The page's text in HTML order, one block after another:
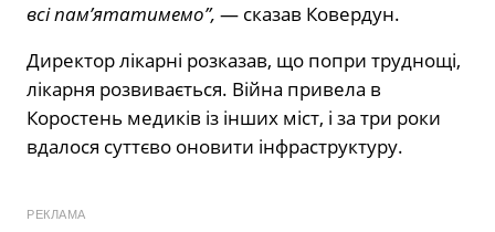
всі пам’ятатимемо”, — сказав Ковердун.
Директор лікарні розказав, що попри труднощі,
лікарня розвивається. Війна привела в
Коростень медиків із інших міст, і за три роки
вдалося суттєво оновити інфраструктуру.
РЕКЛАМА